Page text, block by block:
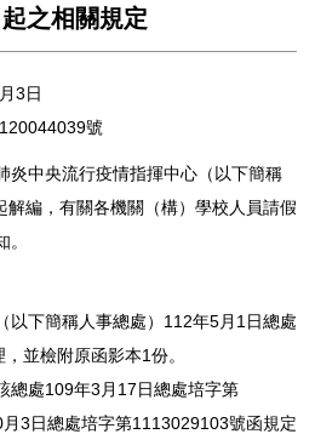
之相關規定
3日
號
炎中央流行疫情指揮中心（以下簡稱
編，有關各機關（構）學校人員請假
以下簡稱人事總處）112年5月1日總處
並檢附原函影本1份。
總處109年3月17日總處培字第
3日總處培字第1113029103號函規定